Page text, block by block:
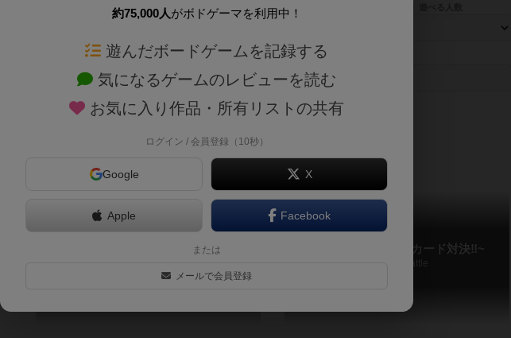
商品名、商品説明文、デザイナー名、テーマ名、メカニクス名を対象にフリーワード検索ができます。
ゲームデザイナー名を指定して検索できます。
ゲームデザイナー
対象年齢を指定します。 世界観や登場人物などモチーフ・ストーリーを指定す
テーマ/フレーバー
ワンナイト人狼×ゆるキャン△
6.0
ゴジラバトル~怪獣カード対決‼~
Godzilla Battle
約75,000人がボドゲーマを利用中！
遊んだボードゲームを記録する
気になるゲームのレビューを読む
お気に入り作品・所有リストの共有
ログイン / 会員登録（10秒）
Google X
Apple Facebook
または
メールで会員登録